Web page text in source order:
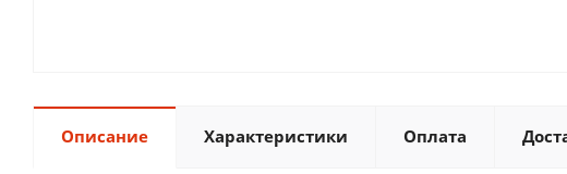
Описание Характеристики Оплата